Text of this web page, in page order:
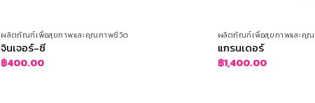
ผลิตภัณฑ์เพื่อสุขภาพและคุณภาพชีวิต
จินเจอร์-ซี
฿400.00
ผลิตภัณฑ์เพื่อสุขภาพและคุ
แกรนเดอร์
฿1,400.00